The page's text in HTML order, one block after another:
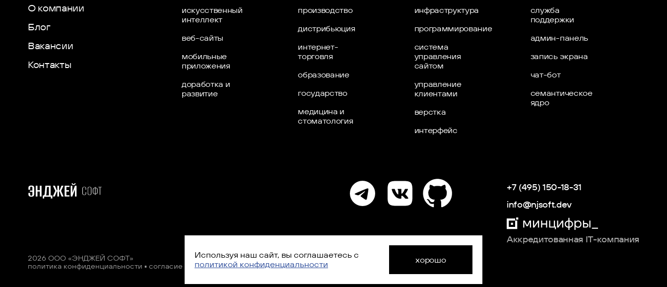
О компании
Блог
Вакансии
Контакты
искусственный
интеллект
веб-сайты
мобильные
приложения
доработка и
развитие
производство
дистрибьюция
интернет-
торговля
образование
государство
медицина и
стоматология
инфраструктура
программирование
система
управления
сайтом
управление
клиентами
верстка
интерфейс
служба
поддержки
админ-панель
запись экрана
чат-бот
семантическое
ядро
+7 (495) 150-18-31
info@njsoft.dev
Аккредитованная IT-компания
2026 ООО «ЭНДЖЕЙ СОФТ»
политика конфиденциальности ▪ согласие на обработку персональных данных
Используя наш сайт, вы соглашаетесь с
политикой конфиденциальности
хорошо